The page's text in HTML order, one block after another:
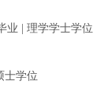
业 理学学士学位
士学位